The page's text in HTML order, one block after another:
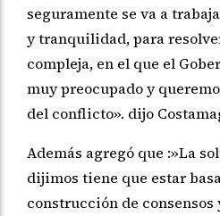
seguramente se va a
y tranquilidad, para
compleja, en el que el
muy preocupado y
del conflicto». dijo
Además agregó que :»La
dijimos tiene que estar
construcción de